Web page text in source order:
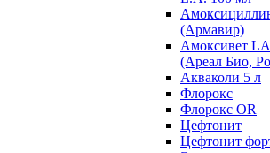
(Армавир)
Амоксивет
(Ареал Био,
Акваколи 5 л
Флорокс
Флорокс OR
Цефтонит
Цефтонит